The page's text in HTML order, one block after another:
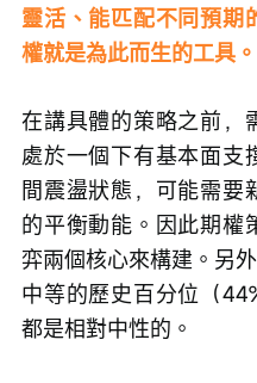
靈活、能匹配不同預期
權就是為此而生的工具。
在講具體的策略之前，
處於一個下有基本面支
間震盪狀態，可能需要
的平衡動能。因此期權
弈兩個核心來構建。另
中等的歷史百分位（
都是相對中性的。